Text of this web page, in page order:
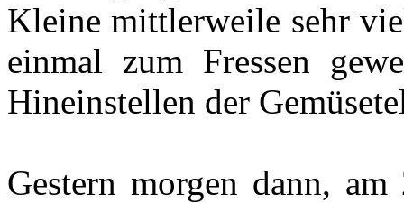
Kleine mittlerweile sehr
einmal zum Fressen
Hineinstellen der
Gestern morgen dann,